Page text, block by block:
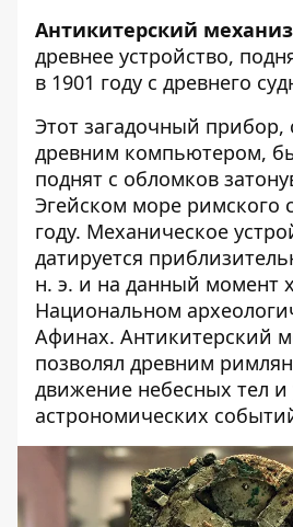
Антикитерский
древнее устройство,
в 1901 году с древнего
Этот загадочный
древним компьютером,
поднят с обломков
Эгейском море римского
году. Механическое
датируется
н. э. и на данный момент
Национальном
Афинах. Антикитерский
позволял древним
движение небесных тел и
астрономических